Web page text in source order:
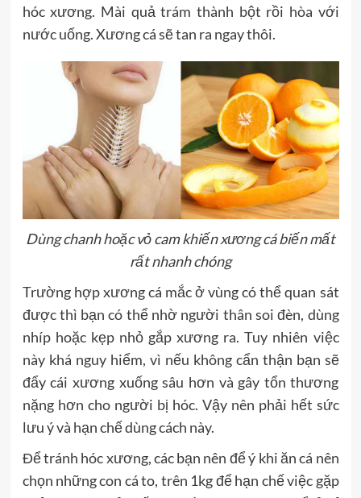
hóc xương. Mài quả trám thành bột rồi hòa với
nước uống. Xương cá sẽ tan ra ngay thôi.
Dùng chanh hoặc vỏ cam khiến xương cá biến mất
rất nhanh chóng
Trường hợp xương cá mắc ở vùng có thể quan sát
được thì bạn có thể nhờ người thân soi đèn, dùng
nhíp hoặc kẹp nhỏ gắp xương ra. Tuy nhiên việc
này khá nguy hiểm, vì nếu không cẩn thận bạn sẽ
đẩy cái xương xuống sâu hơn và gây tổn thương
nặng hơn cho người bị hóc. Vậy nên phải hết sức
lưu ý và hạn chế dùng cách này.
Để tránh hóc xương, các bạn nên để ý khi ăn cá nên
chọn những con cá to, trên 1kg để hạn chế việc gặp